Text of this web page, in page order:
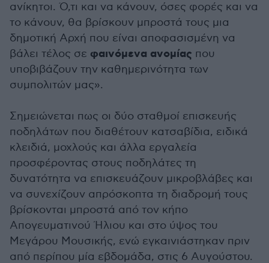
ανίκητοι. Ό,τι και να κάνουν, όσες φορές και να
το κάνουν, θα βρίσκουν μπροστά τους μια
δημοτική Αρχή που είναι αποφασισμένη να
βάλει τέλος σε φαινόμενα ανομίας που
υποβιβάζουν την καθημερινότητα των
συμπολιτών μας».
Σημειώνεται πως οι δύο σταθμοί επισκευής
ποδηλάτων που διαθέτουν κατσαβίδια, ειδικά
κλειδιά, μοχλούς και άλλα εργαλεία
προσφέροντας στους ποδηλάτες τη
δυνατότητα να επισκευάζουν μικροβλάβες και
να συνεχίζουν απρόσκοπτα τη διαδρομή τους
βρίσκονται μπροστά από τον κήπο
Απογευματινού Ήλιου και στο ύψος του
Μεγάρου Μουσικής, ενώ εγκαινιάστηκαν πριν
από περίπου μία εβδομάδα, στις 6 Αυγούστου.